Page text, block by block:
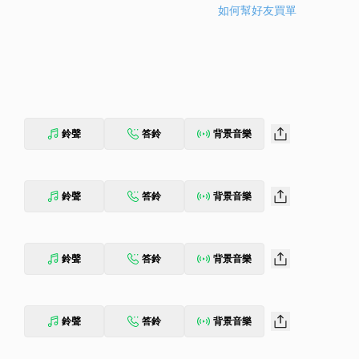
如何幫好友買單
鈴聲 答鈴 背景音樂
鈴聲 答鈴 背景音樂
鈴聲 答鈴 背景音樂
鈴聲 答鈴 背景音樂